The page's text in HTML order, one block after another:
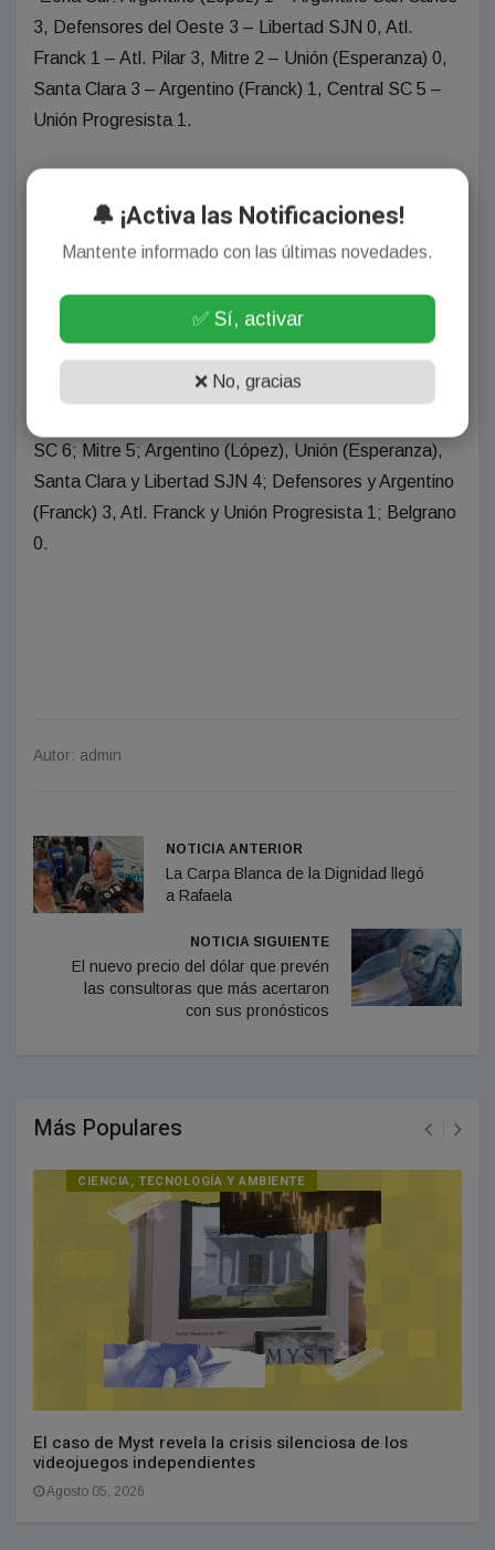
3, Defensores del Oeste 3 – Libertad SJN 0, Atl.
Franck 1 – Atl. Pilar 3, Mitre 2 – Unión (Esperanza) 0,
Santa Clara 3 – Argentino (Franck) 1, Central SC 5 –
Unión Progresista 1.
5; Unión Santo Domingo, Libertad (Nelson), Sportivo
del Norte y Deportivo Elisa 4; San Lorenzo y Boca 3;
Sarmiento (Humboldt) 2 y Tiro Federal (Felicia) 1.
SC 6; Mitre 5; Argentino (López), Unión (Esperanza),
Santa Clara y Libertad SJN 4; Defensores y Argentino
(Franck) 3, Atl. Franck y Unión Progresista 1; Belgrano
0.
Autor: admin
NOTICIA ANTERIOR
La Carpa Blanca de la Dignidad llegó
a Rafaela
NOTICIA SIGUIENTE
El nuevo precio del dólar que prevén
las consultoras que más acertaron
con sus pronósticos
Más Populares
CIENCIA, TECNOLOGÍA Y AMBIENTE
El caso de Myst revela la crisis silenciosa de los
videojuegos independientes
Agosto 05, 2026
🔔 ¡Activa las Notificaciones!
Mantente informado con las últimas novedades.
✅ Sí, activar
❌ No, gracias